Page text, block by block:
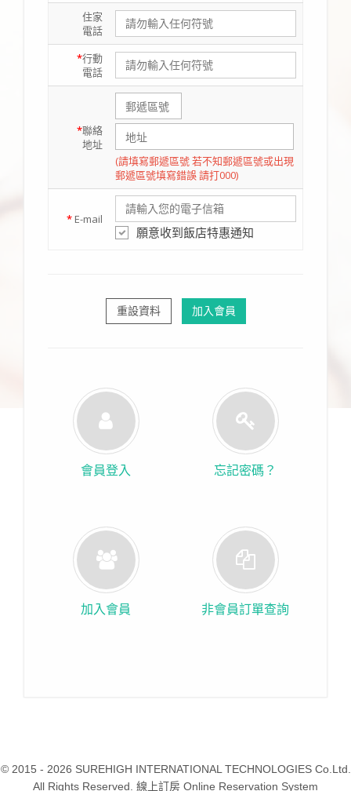
住家
電話
*行動
電話
*聯絡
地址
(請填寫郵遞區號 若不知郵遞區號或出現
郵遞區號填寫錯誤 請打000)
* E-mail
願意收到飯店特惠通知
重設資料 加入會員
會員登入 忘記密碼？
加入會員 非會員訂單查詢
© 2015 - 2026 SUREHIGH INTERNATIONAL TECHNOLOGIES Co.Ltd.
All Rights Reserved. 線上訂房 Online Reservation System